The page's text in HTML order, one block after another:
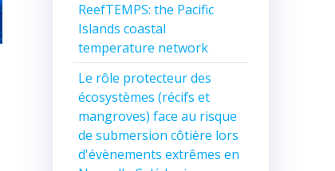
ReefTEMPS: the Pacific
Islands coastal
temperature network
Le rôle protecteur des
écosystèmes (récifs et
mangroves) face au risque
de submersion côtière lors
d'évènements extrêmes en